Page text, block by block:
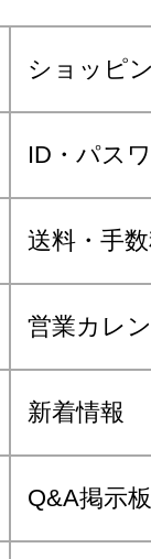
ショッピ
ID・パス
送料・手
営業カレ
新着情報
Q&A掲示板